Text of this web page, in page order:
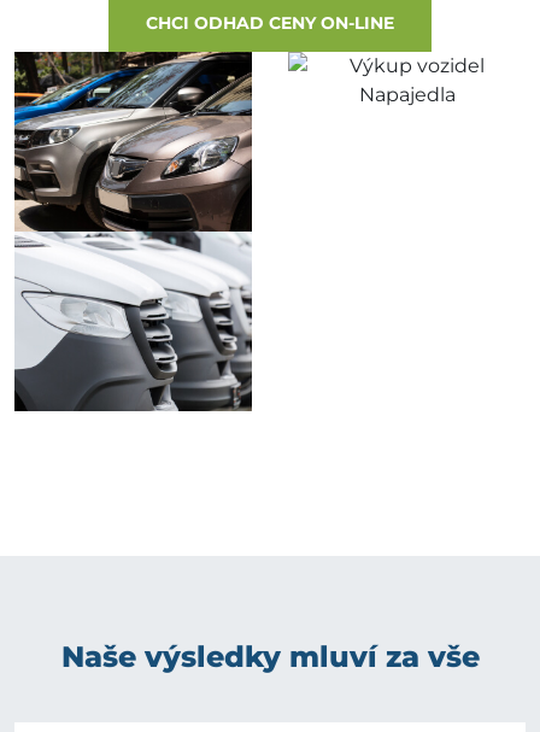
CHCI ODHAD CENY ON-LINE
Naše výsledky mluví za vše